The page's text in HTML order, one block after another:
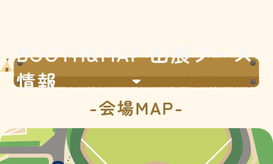
BOOTH&MAP 出展ブース
情報
-会場MAP-